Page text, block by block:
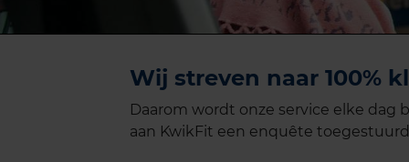
Wij streven naar 100%
Daarom wordt onze service elke dag
aan KwikFit een enquête